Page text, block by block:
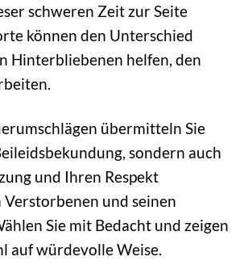
schweren Zeit zur Seite
können den Unterschied
Hinterbliebenen helfen, den
übermitteln Sie
sondern auch
und Ihren Respekt
Verstorbenen und seinen
Sie mit Bedacht und zeigen
auf würdevolle Weise.